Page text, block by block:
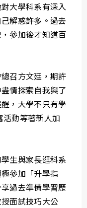
大學科系有深入
解惑許多。過去
參加後才知道百
召方文廷，期許
情探索自我與了
，大學不只有學
動等著新人加
生與家長逛科系
參加「升學指
過去準備學習歷
面試技巧大公